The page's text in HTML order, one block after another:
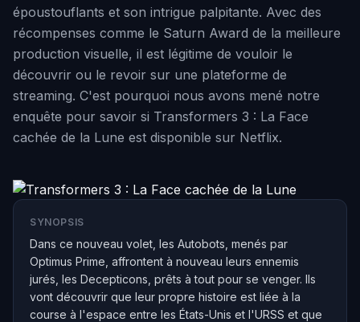
époustouflants et son intrigue palpitante. Avec des
récompenses comme le Saturn Award de la meilleure
production visuelle, il est légitime de vouloir le
découvrir ou le revoir sur une plateforme de
streaming. C'est pourquoi nous avons mené notre
enquête pour savoir si Transformers 3 : La Face
cachée de la Lune est disponible sur Netflix.
SYNOPSIS
Dans ce nouveau volet, les Autobots, menés par
Optimus Prime, affrontent à nouveau leurs ennemis
jurés, les Decepticons, prêts à tout pour se venger. Ils
vont découvrir que leur propre histoire est liée à la
course à l'espace entre les États-Unis et l'URSS et que